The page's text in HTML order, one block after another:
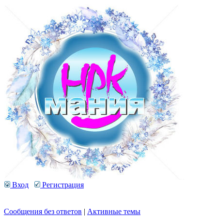
Вход Регистрация
Сообщения без ответов | Активные темы